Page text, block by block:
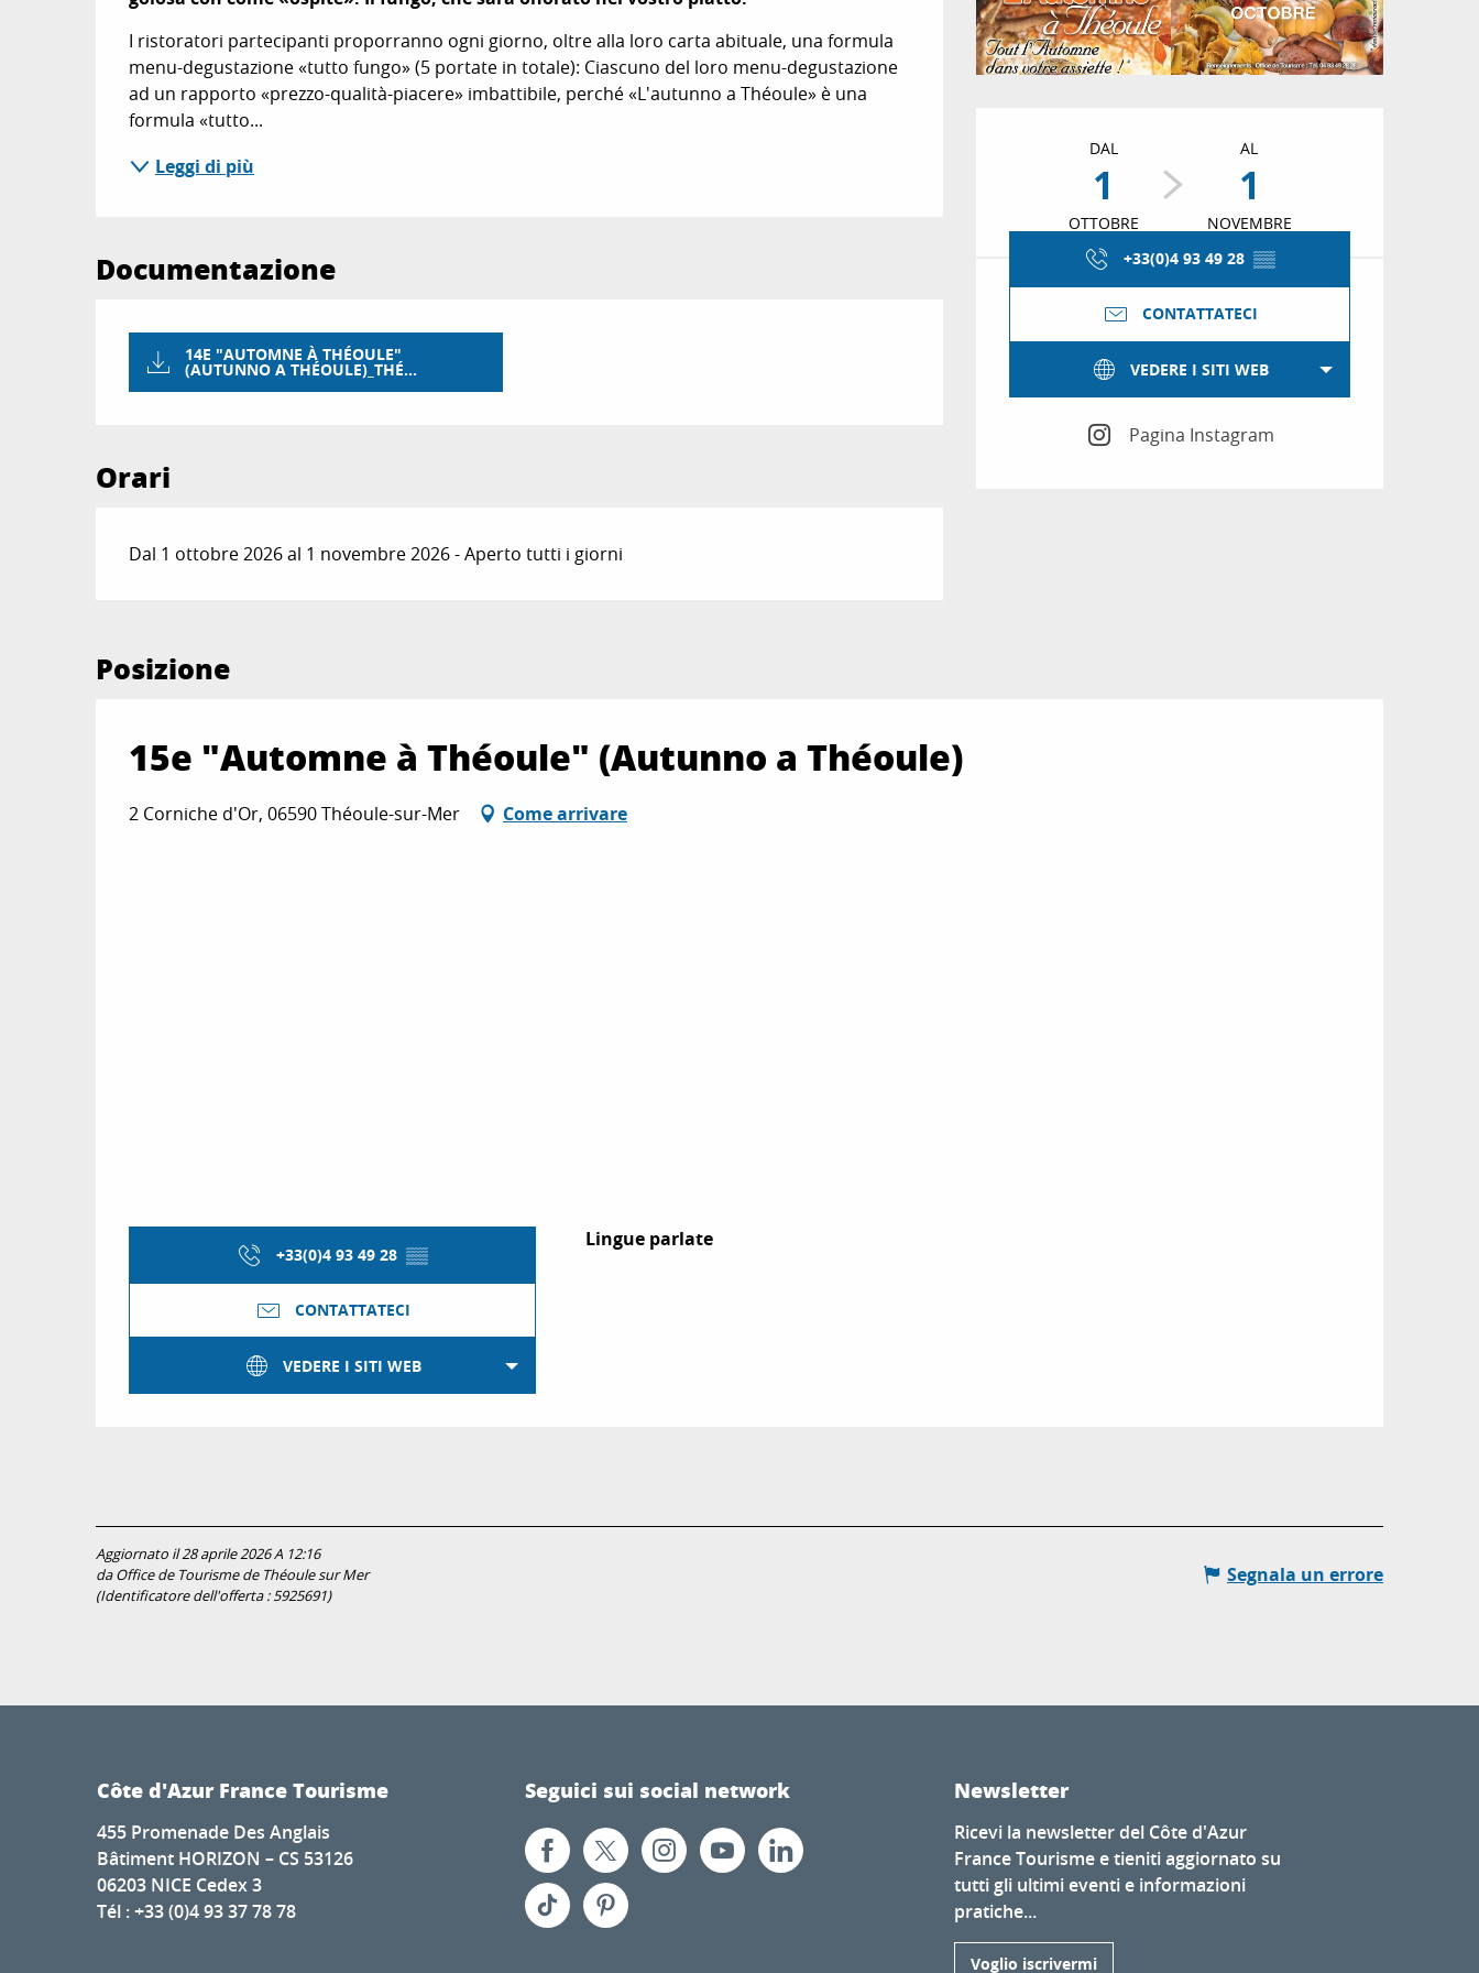
Orari e contatti
DAL
1
OTTOBRE
AL
1
NOVEMBRE
+33(0)4 93 49 28 ▒▒
CONTATTATECI
VEDERE I SITI WEB
Pagina Instagram
I ristoratori partecipanti proporranno ogni giorno, oltre alla loro carta abituale, una formula
menu-degustazione «tutto fungo» (5 portate in totale): Ciascuno del loro menu-degustazione
ad un rapporto «prezzo-qualità-piacere» imbattibile, perché «L'autunno a Théoule» è una
formula «tutto...
Leggi di più
Documentazione
14E "AUTOMNE À THÉOULE"
(AUTUNNO A THÉOULE)_THÉ...
Orari
Dal 1 ottobre 2026 al 1 novembre 2026 - Aperto tutti i giorni
Posizione
15e "Automne à Théoule" (Autunno a Théoule)
2 Corniche d'Or, 06590 Théoule-sur-Mer Come arrivare
+33(0)4 93 49 28 ▒▒
CONTATTATECI
VEDERE I SITI WEB
Lingue parlate
Lingue parlate
Aggiornato il 28 aprile 2026 A 12:16
da Office de Tourisme de Théoule sur Mer
(Identificatore dell'offerta :5925691)
Segnala un errore
Côte d'Azur France Tourisme
455 Promenade Des Anglais
Bâtiment HORIZON – CS 53126
06203 NICE Cedex 3
Tél : +33 (0)4 93 37 78 78
Seguici sui social network Newsletter
Ricevi la newsletter del Côte d'Azur
France Tourisme e tieniti aggiornato su
tutti gli ultimi eventi e informazioni
pratiche...
Voglio iscrivermi